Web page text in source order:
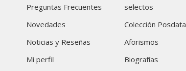
Preguntas Frecuentes
Novedades
Noticias y Reseñas
Mi perfil
selectos
Colección Posdata
Aforismos
Biografías